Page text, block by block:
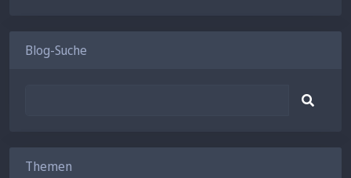
Blog-Suche
Themen